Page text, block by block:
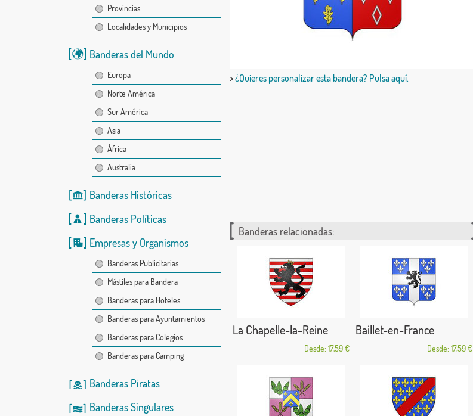
Provincias
Localidades y Municipios
Banderas del Mundo
Europa
Norte América
Sur América
Asia
África
Australia
Banderas Históricas
Banderas Políticas
Empresas y Organismos
Banderas Publicitarias
Mástiles para Bandera
Banderas para Hoteles
Banderas para Ayuntamientos
Banderas para Colegios
Banderas para Camping
Banderas Piratas
Banderas Singulares
>¿Quieres personalizar esta bandera? Pulsa aquí.
Banderas relacionadas:
La Chapelle-la-Reine
Desde: 17,59 €
Baillet-en-France
Desde: 17,59 €